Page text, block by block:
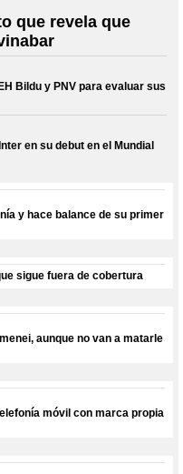
que revela que
Bildu y PNV para evaluar sus
en su debut en el Mundial
y hace balance de su primer
sigue fuera de cobertura
aunque no van a matarle
móvil con marca propia